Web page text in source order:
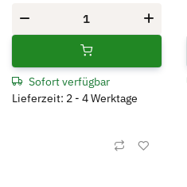
Sofort verfügbar
Lieferzeit: 2 - 4 Werktage